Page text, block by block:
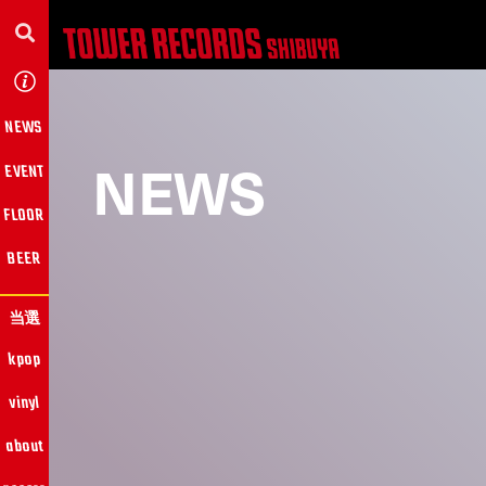
NEWS
EVENT
当選
FLOOR
BEER
kpop
vinyl
about
NEWS